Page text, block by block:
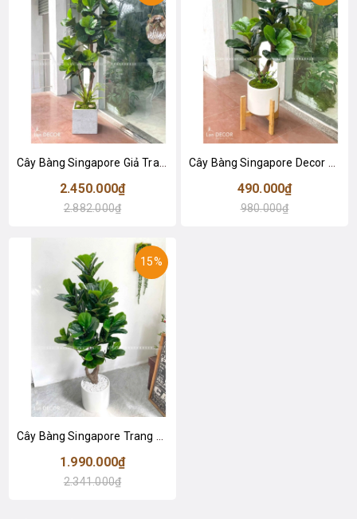
2.450.000₫
2.882.000₫
490.000₫
980.000₫
15%
1.990.000₫
2.341.000₫